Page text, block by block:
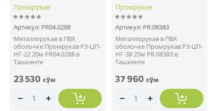
Промрукав
Артикул: PR04.0288
Металлорукав в ПВХ
оболочке Промрукав Р3-ЦП-
НГ-22 20м PR04.0288 в
Ташкенте
23 530 сўм
Промрукав
Артикул: PR.08383
Металлорукав в ПВХ
оболочке Промрукав Р3-ЦП-
НГ-38 25м PR.08383 в
Ташкенте
37 960 сўм